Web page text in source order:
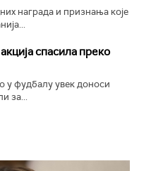
награда и признања које
спасила преко
у фудбалу увек доноси
за...